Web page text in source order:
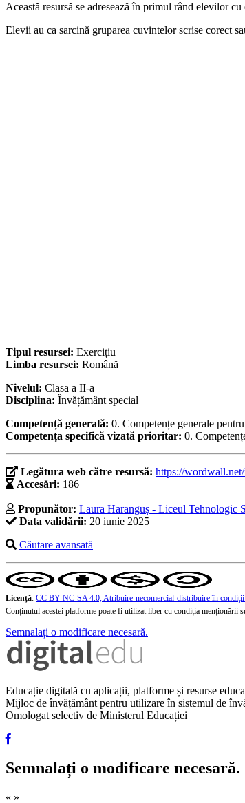
Această resursă se adresează în primul rând elevilor
Elevii au ca sarcină gruparea cuvintelor scrise corect
Tipul resursei: Exercițiu
Limba resursei: Română
Nivelul: Clasa a II-a
Disciplina: Învățământ special
Competență generală: 0. Competențe generale
Competența specifică vizată prioritar: 0.
Legătura web către resursă: https://
Accesări: 186
Propunător: Laura Haranguș - Liceul Tehnologic
Data validării: 20 iunie 2025
Căutare avansată
Licență: CC BY-NC-SA 4.0, Atribuire-necomercial-distribuire în condiţii
Conținutul acestei platforme poate fi utilizat liber cu condiția menționării
Semnalați o modificare necesară.
Educație digitală cu aplicații, platforme și resurse
Mijloc de învățământ pentru utilizare în sistemul de
Omologat selectiv de Ministerul Educației
Semnalați o modificare necesară.
« »